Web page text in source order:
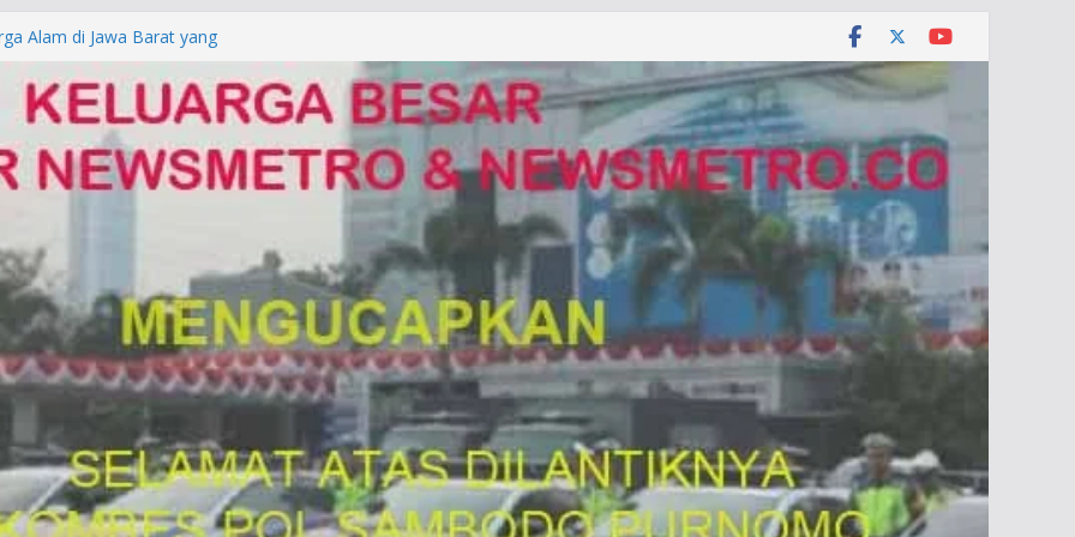
Alam di Jawa Barat yang
KUHAP Baru 2026, Tegaskan
Dipidana
DENPASAR DAN
POLDA BALI DIDUGA
ke Mabes Polri
Palsu, Kapolres
SIM